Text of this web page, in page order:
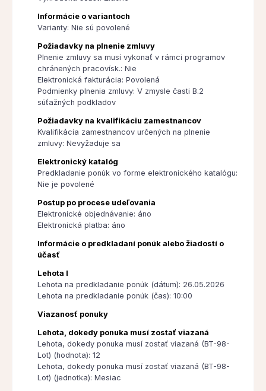
Informácie o variantoch
Varianty: Nie sú povolené
Požiadavky na plnenie zmluvy
Plnenie zmluvy sa musí vykonať v rámci programov
chránených pracovísk.: Nie
Elektronická fakturácia: Povolená
Podmienky plnenia zmluvy: V zmysle časti B.2
súťažných podkladov
Požiadavky na kvalifikáciu zamestnancov
Kvalifikácia zamestnancov určených na plnenie
zmluvy: Nevyžaduje sa
Elektronický katalóg
Predkladanie ponúk vo forme elektronického katalógu:
Nie je povolené
Postup po procese udeľovania
Elektronické objednávanie: áno
Elektronická platba: áno
Informácie o predkladaní ponúk alebo žiadostí o
účasť
Lehota I
Lehota na predkladanie ponúk (dátum): 26.05.2026
Lehota na predkladanie ponúk (čas): 10:00
Viazanosť ponuky
Lehota, dokedy ponuka musí zostať viazaná
Lehota, dokedy ponuka musí zostať viazaná (BT-98-
Lot) (hodnota): 12
Lehota, dokedy ponuka musí zostať viazaná (BT-98-
Lot) (jednotka): Mesiac